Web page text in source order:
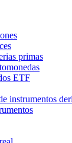
primas
ETF
instrumentos